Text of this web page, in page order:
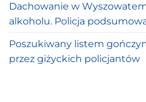
Dachowanie w
alkoholu. Policja
Poszukiwany listem
przez giżyckich policjantów